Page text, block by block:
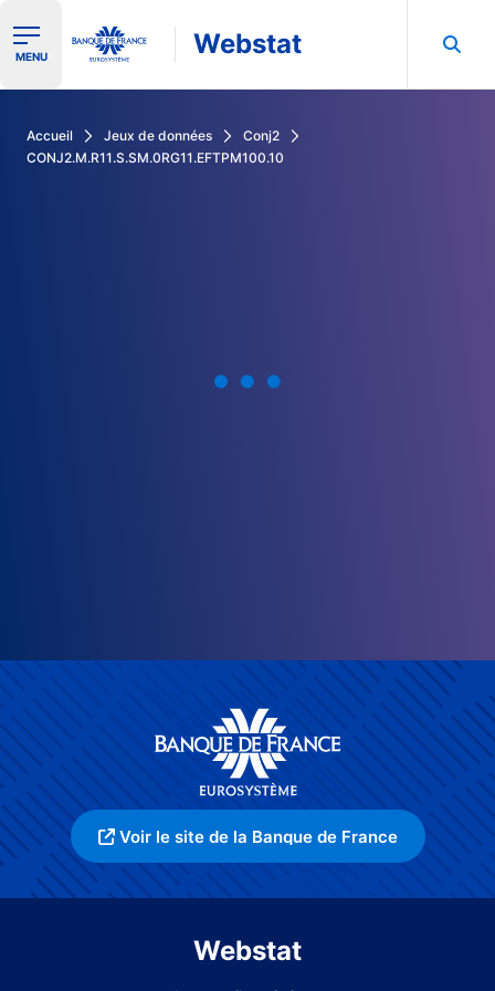
Ouvrir le menu de navigation
MENU Webstat
Accueil Jeux de données
Conj2
CONJ2.M.R11.S.SM.0RG11.EFTPM100.10
Voir le site de la Banque de France
Webstat